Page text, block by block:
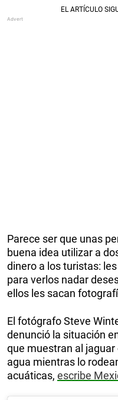
Parece ser que unas
buena idea utilizar a
dinero a los turistas:
para verlos nadar
ellos les sacan
El fotógrafo Steve
denunció la situación
que muestran al
agua mientras lo
acuáticas, escribe